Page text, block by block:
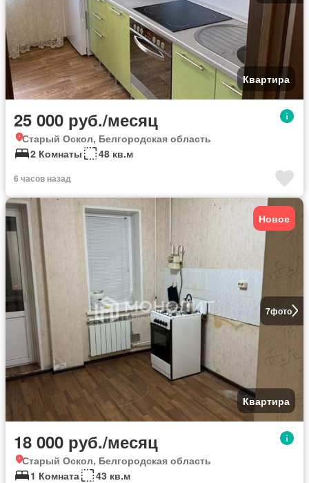
Квартира
25 000 руб./месяц
Старый Оскол, Белгородская область
2 Комнаты
48 кв.м
6 часов назад
7фото
Новое
Квартира
18 000 руб./месяц
Старый Оскол, Белгородская область
1 Комната
43 кв.м